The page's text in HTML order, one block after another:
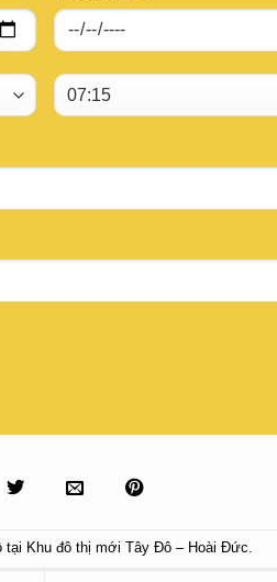
tại Khu đô thị mới Tây Đô – Hoài Đức.